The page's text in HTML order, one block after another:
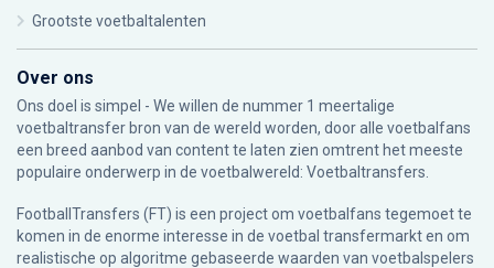
Grootste voetbaltalenten
Over ons
Ons doel is simpel - We willen de nummer 1 meertalige
voetbaltransfer bron van de wereld worden, door alle voetbalfans
een breed aanbod van content te laten zien omtrent het meeste
populaire onderwerp in de voetbalwereld: Voetbaltransfers.
FootballTransfers (FT) is een project om voetbalfans tegemoet te
komen in de enorme interesse in de voetbal transfermarkt en om
realistische op algoritme gebaseerde waarden van voetbalspelers